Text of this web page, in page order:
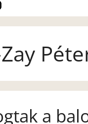
a